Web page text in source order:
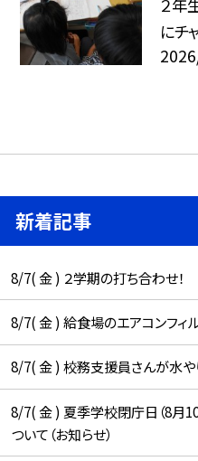
２年
にチ
新着記事
8/7( 金 ) ２学期の打ち合わせ！
8/7( 金 ) 給食場のエアコンフィ
8/7( 金 ) 校務支援員さんが水や
8/7( 金 ) 夏季学校閉庁日（8月
ついて（お知らせ）